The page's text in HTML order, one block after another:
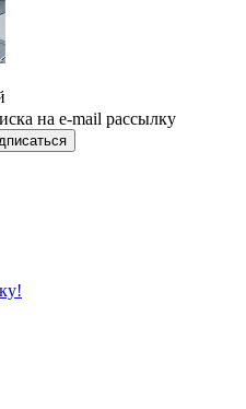
на e-mail рассылку